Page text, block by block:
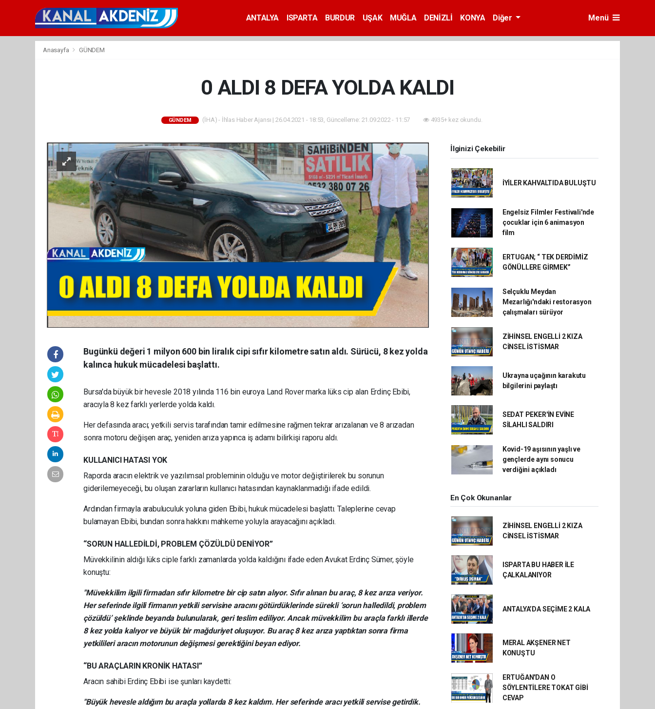
ANTALYA ISPARTA BURDUR UŞAK MUĞLA DENİZLİ KONYA Diğer Menü
Anasayfa GÜNDEM
0 ALDI 8 DEFA YOLDA KALDI
GÜNDEM (İHA) - İhlas Haber Ajansı | 26.04.2021 - 18:53, Güncelleme: 21.09.2022 - 11:57 4935+ kez okundu.
Bugünkü değeri 1 milyon 600 bin liralık cipi sıfır kilometre satın aldı. Sürücü, 8 kez yolda
kalınca hukuk mücadelesi başlattı.
Bursa'da büyük bir hevesle 2018 yılında 116 bin euroya Land Rover marka lüks cip alan Erdinç Ebibi,
aracıyla 8 kez farklı yerlerde yolda kaldı.
Her defasında aracı; yetkili servis tarafından tamir edilmesine rağmen tekrar arızalanan ve 8 arızadan
sonra motoru değişen araç, yeniden arıza yapınca iş adamı bilirkişi raporu aldı.
KULLANICI HATASI YOK
Raporda aracın elektrik ve yazılımsal probleminin olduğu ve motor değiştirilerek bu sorunun
giderilemeyeceği, bu oluşan zararların kullanıcı hatasından kaynaklanmadığı ifade edildi.
Ardından firmayla arabuluculuk yoluna giden Ebibi, hukuk mücadelesi başlattı. Taleplerine cevap
bulamayan Ebibi, bundan sonra hakkını mahkeme yoluyla arayacağını açıkladı.
“SORUN HALLEDİLDİ, PROBLEM ÇÖZÜLDÜ DENİYOR”
Müvekkilinin aldığı lüks ciple farklı zamanlarda yolda kaldığını ifade eden Avukat Erdinç Sümer, şöyle
konuştu:
"Müvekkilim ilgili firmadan sıfır kilometre bir cip satın alıyor. Sıfır alınan bu araç, 8 kez arıza veriyor.
Her seferinde ilgili firmanın yetkili servisine aracını götürdüklerinde sürekli ‘sorun halledildi, problem
çözüldü’ şeklinde beyanda bulunularak, geri teslim ediliyor. Ancak müvekkilim bu araçla farklı illerde
8 kez yolda kalıyor ve büyük bir mağduriyet oluşuyor. Bu araç 8 kez arıza yaptıktan sonra firma
yetkilileri aracın motorunun değişmesi gerektiğini beyan ediyor.
“BU ARAÇLARIN KRONİK HATASI”
Aracın sahibi Erdinç Ebibi ise şunları kaydetti:
"Büyük hevesle aldığım bu araçla yollarda 8 kez kaldım. Her seferinde aracı yetkili servise getirdik.
İlginizi Çekebilir
İYİLER KAHVALTIDA BULUŞTU
Engelsiz Filmler Festivali'nde
çocuklar için 6 animasyon
film
ERTUGAN; “ TEK DERDİMİZ
GÖNÜLLERE GİRMEK”
Selçuklu Meydan
Mezarlığı'ndaki restorasyon
çalışmaları sürüyor
ZİHİNSEL ENGELLİ 2 KIZA
CİNSEL İSTİSMAR
Ukrayna uçağının karakutu
bilgilerini paylaştı
SEDAT PEKER'İN EVİNE
SİLAHLI SALDIRI
Kovid-19 aşısının yaşlı ve
gençlerde aynı sonucu
verdiğini açıkladı
En Çok Okunanlar
ZİHİNSEL ENGELLİ 2 KIZA
CİNSEL İSTİSMAR
ISPARTA BU HABER İLE
ÇALKALANIYOR
ANTALYA’DA SEÇİME 2 KALA
MERAL AKŞENER NET
KONUŞTU
ERTUĞAN'DAN O
SÖYLENTİLERE TOKAT GİBİ
CEVAP